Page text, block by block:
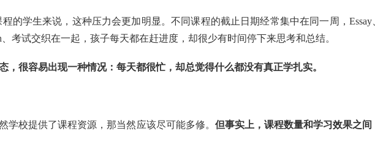
的学生来说，这种压力会更加明显。不同课程的截止日期经常集中在同一周，Essay
、考试交织在一起，孩子每天都在赶进度，却很少有时间停下来思考和总结。
，很容易出现一种情况：每天都很忙，却总觉得什么都没有真正学扎实。
学校提供了课程资源，那当然应该尽可能多修。 但事实上，课程数量和学习效果之间